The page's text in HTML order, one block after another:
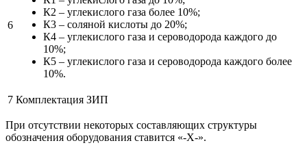
6
К2 – углекислого газа более 10%;
К3 – соляной кислоты до 20%;
К4 – углекислого газа и сероводорода каждого до
10%;
К5 – углекислого газа и сероводорода каждого более
10%.
7 Комплектация ЗИП
При отсутствии некоторых составляющих структуры
обозначения оборудования ставится «-Х-».